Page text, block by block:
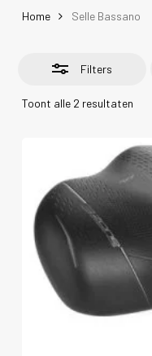
Home Selle Bassano
Filters
Toont alle 2 resultaten